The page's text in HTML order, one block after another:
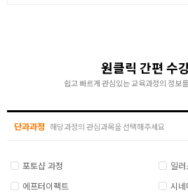
원클릭 간편 수
쉽고 빠르게 관심있는 교육과정의 정보
단과과정 해당과정의 관심과목을 선택해주세요
포토샵 과정
일
에프터이펙트
시